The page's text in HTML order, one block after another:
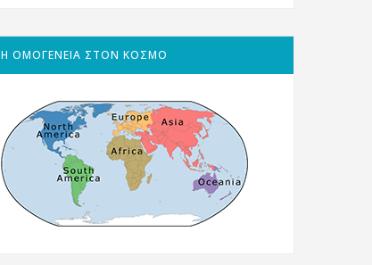
Η ΟΜΟΓΕΝΕΙΑ ΣΤΟΝ ΚΟΣΜΟ